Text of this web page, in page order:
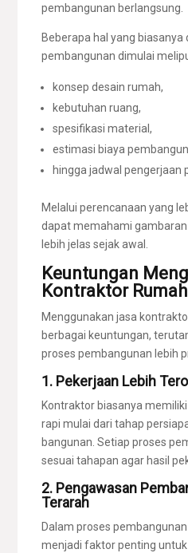
pembangunan berlangsung.
Beberapa hal yang
pembangunan dimulai
konsep desain rumah,
kebutuhan ruang,
spesifikasi material,
estimasi biaya
hingga jadwal pengerjaan
Melalui perencanaan yang
dapat memahami
lebih jelas sejak awal.
Keuntungan
Kontraktor Rumah
Menggunakan jasa
berbagai keuntungan,
proses pembangunan lebih
1. Pekerjaan Lebih
Kontraktor biasanya
rapi mulai dari tahap
bangunan. Setiap proses
sesuai tahapan agar hasil
2. Pengawasan
Terarah
Dalam proses
menjadi faktor penting